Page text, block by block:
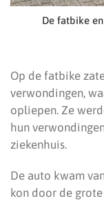
De fatbike
Op de fatbike
verwondingen,
opliepen. Ze
hun
ziekenhuis.
De auto kwam
kon door de